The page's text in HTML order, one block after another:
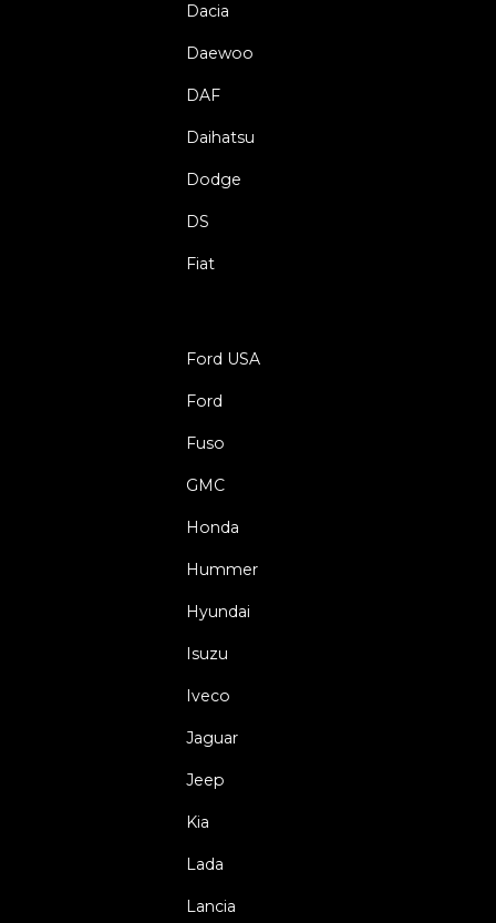
Dacia
Daewoo
DAF
Daihatsu
Dodge
DS
Fiat
Ford USA
Ford
Fuso
GMC
Honda
Hummer
Hyundai
Isuzu
Iveco
Jaguar
Jeep
Kia
Lada
Lancia